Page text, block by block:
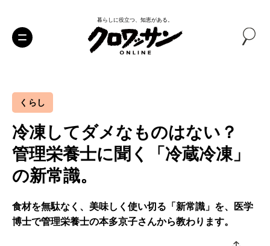
暮らしに役立つ、知恵がある。
くらし
冷凍してダメなものはない？
管理栄養士に聞く「冷蔵冷凍」
の新常識。
食材を無駄なく、美味しく使い切る「新常識」を、医学
博士で管理栄養士の本多京子さんから教わります。